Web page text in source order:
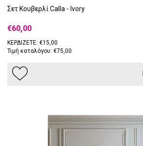
Σετ Κουβερλί Calla - Ivory
€60,00
ΚΕΡΔΙΖΕΤΕ: €15,00
Τιμή καταλόγου: €75,00